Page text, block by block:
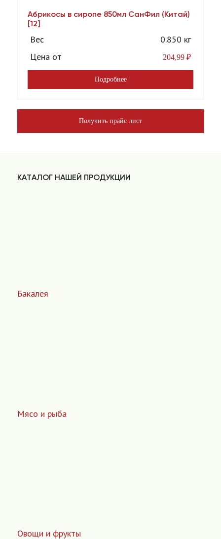
Абрикосы в сиропе 850мл СанФил (Китай)
[12]
Вес
0.850 кг
Цена от
204,99 ₽
Подробнее
Получить прайс лист
КАТАЛОГ НАШЕЙ ПРОДУКЦИИ
Бакалея
Мясо и рыба
Овощи и фрукты